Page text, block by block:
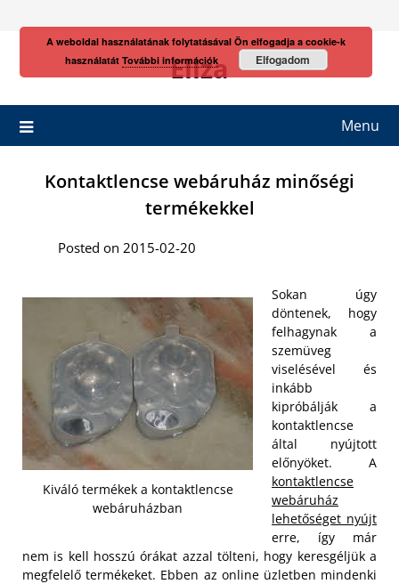
Eliza
Menu
Kontaktlencse webáruház minőségi
termékekkel
Posted on 2015-02-20
Kiváló termékek a kontaktlencse
webáruházban
Sokan úgy
döntenek, hogy
felhagynak a
szemüveg
viselésével és
inkább
kipróbálják a
kontaktlencse
által nyújtott
előnyöket. A
kontaktlencse
webáruház
lehetőséget nyújt
erre, így már
nem is kell hosszú órákat azzal tölteni, hogy keresgéljük a
megfelelő termékeket. Ebben az online üzletben mindenki
A weboldal használatának folytatásával Ön elfogadja a cookie-k
használatát További információk Elfogadom